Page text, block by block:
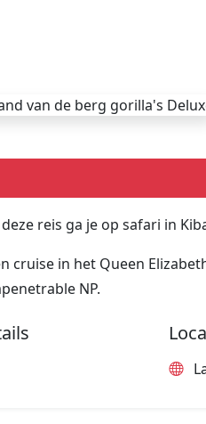
reis ga je op safari in
cruise in het Queen
NP.